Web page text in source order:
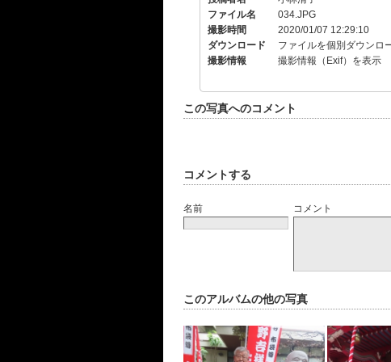
ファイル名
034.JPG
撮影時間
2020/01/07 12:29:10
ダウンロード
ファイルを個別ダウンロ
撮影情報
撮影情報（Exif）を表示
この写真へのコメント
コメントする
名前 コメント
このアルバムの他の写真